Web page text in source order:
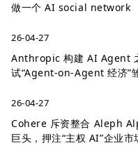
做一个 AI social network
26-04-27
Anthropic 构建 AI Agent
试“Agent-on-Agent 经济”
26-04-27
Cohere 斥资整合 Aleph
巨头，押注“主权 AI”企业市